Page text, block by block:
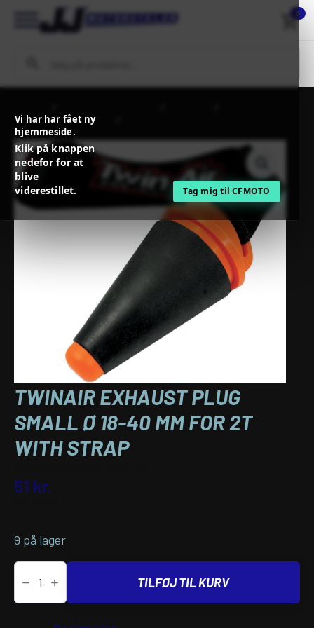
Vi har har fået ny
hjemmeside.
Klik på knappen
nedefor for at
blive
viderestillet.
Tag mig til CFMOTO
0
Udstødning + tilbehør
MM FOR 2T WITH STRAP
TWINAIR EXHAUST PLUG
SMALL Ø 18-40 MM FOR 2T
WITH STRAP
51 kr.
9 på lager
TwinAir
EXHAUST
PLUG
SMALL
TILFØJ TIL KURV